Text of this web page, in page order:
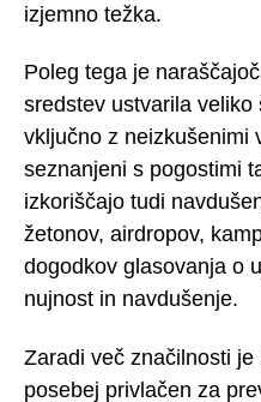
izjemno težka.
Poleg tega je
sredstev ustvarila veliko
vključno z neizkušenimi
seznanjeni s pogostimi
izkoriščajo tudi
žetonov, airdropov,
dogodkov glasovanja o
nujnost in navdušenje.
Zaradi več značilnosti
posebej privlačen za